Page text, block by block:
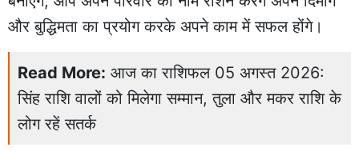
और बुद्धिमता का प्रयोग करके अपने काम में सफल होंगे।
Read More: आज का राशिफल 05 अगस्त 2026:
सिंह राशि वालों को मिलेगा सम्मान, तुला और मकर राशि के
लोग रहें सतर्क